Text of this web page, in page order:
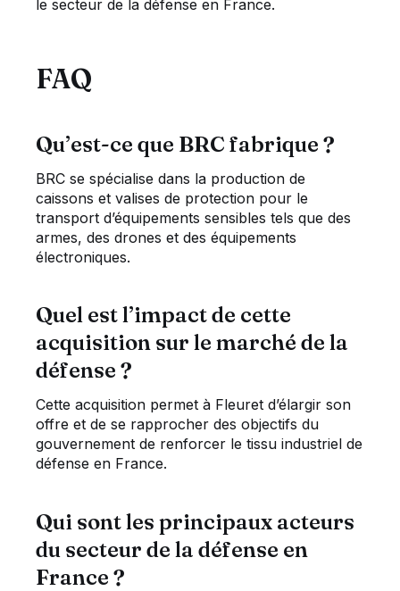
le secteur de la défense en France.
FAQ
Qu’est-ce que BRC fabrique ?
BRC se spécialise dans la production de
caissons et valises de protection pour le
transport d’équipements sensibles tels que des
armes, des drones et des équipements
électroniques.
Quel est l’impact de cette
acquisition sur le marché de la
défense ?
Cette acquisition permet à Fleuret d’élargir son
offre et de se rapprocher des objectifs du
gouvernement de renforcer le tissu industriel de
défense en France.
Qui sont les principaux acteurs
du secteur de la défense en
France ?